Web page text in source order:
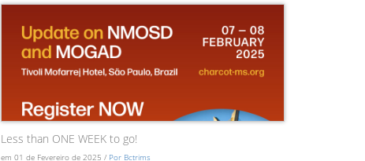
Less than ONE WEEK to go!
em 01 de Fevereiro de 2025 / Por Bctrims